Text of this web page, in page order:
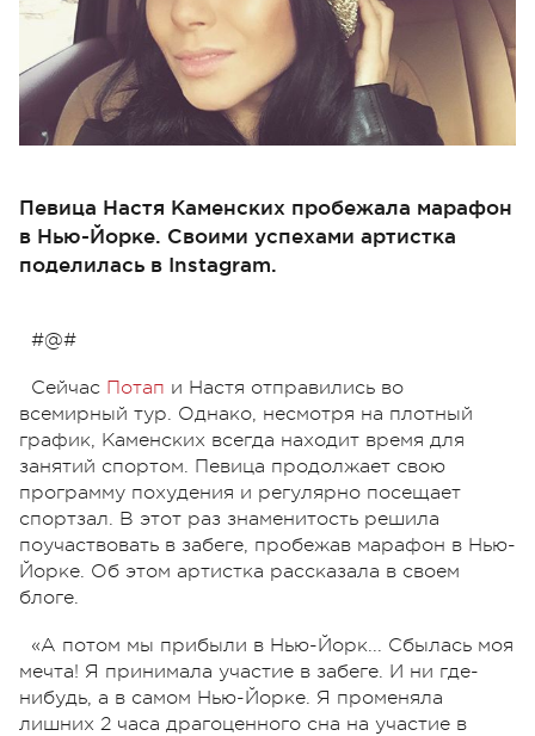
Певица Настя Каменских пробежала марафон
в Нью-Йорке. Своими успехами артистка
поделилась в Instagram.
#@#
Сейчас Потап и Настя отправились во
всемирный тур. Однако, несмотря на плотный
график, Каменских всегда находит время для
занятий спортом. Певица продолжает свою
программу похудения и регулярно посещает
спортзал. В этот раз знаменитость решила
поучаствовать в забеге, пробежав марафон в Нью-
Йорке. Об этом артистка рассказала в своем
блоге.
«А потом мы прибыли в Нью-Йорк... Сбылась моя
мечта! Я принимала участие в забеге. И ни где-
нибудь, а в самом Нью-Йорке. Я променяла
лишних 2 часа драгоценного сна на участие в